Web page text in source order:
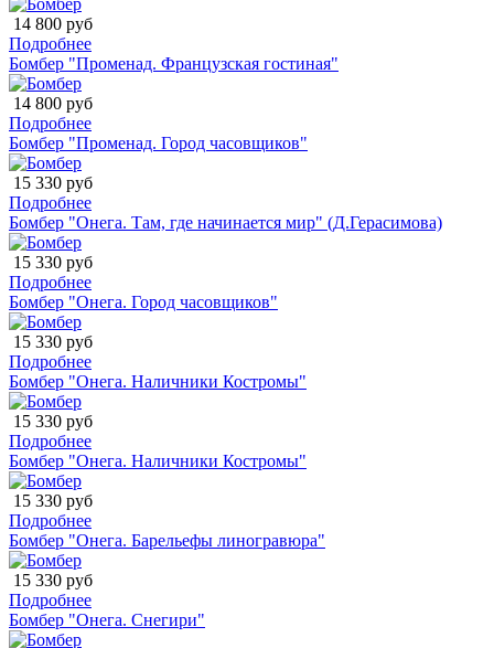
14 800 руб
Подробнее
Бомбер "Променад. Французская гостиная"
14 800 руб
Подробнее
Бомбер "Променад. Город часовщиков"
15 330 руб
Подробнее
Бомбер "Онега. Там, где начинается мир" (Д.Герасимова)
15 330 руб
Подробнее
Бомбер "Онега. Город часовщиков"
15 330 руб
Подробнее
Бомбер "Онега. Наличники Костромы"
15 330 руб
Подробнее
Бомбер "Онега. Наличники Костромы"
15 330 руб
Подробнее
Бомбер "Онега. Барельефы линогравюра"
15 330 руб
Подробнее
Бомбер "Онега. Снегири"